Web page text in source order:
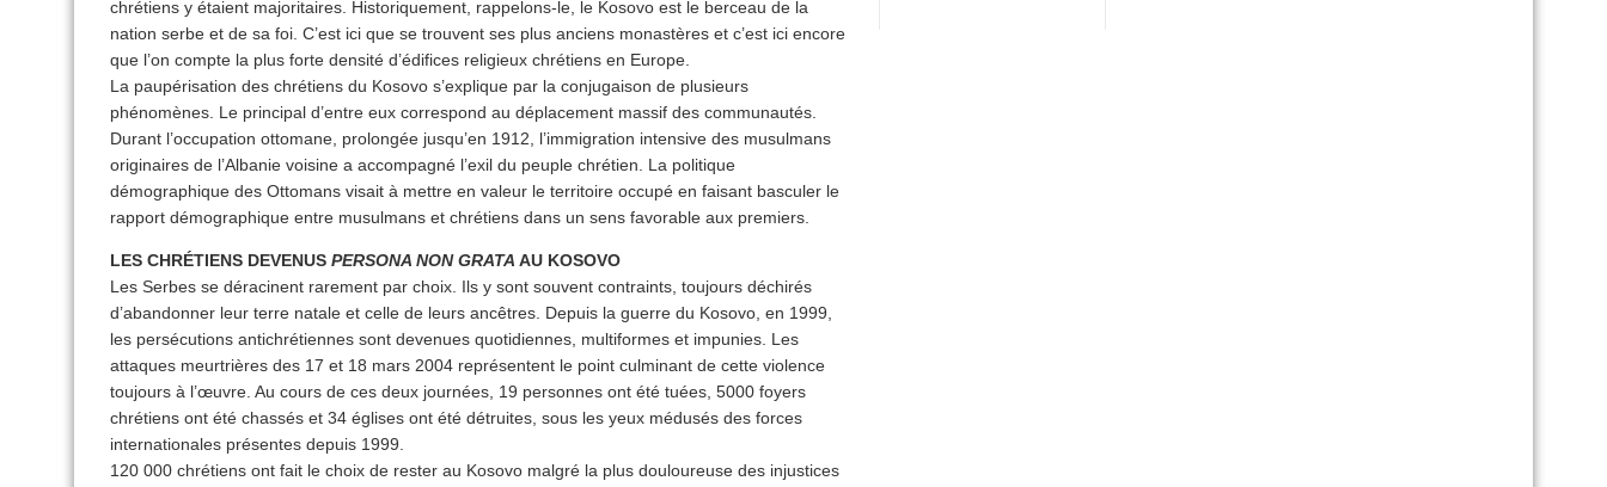
chrétiens y étaient majoritaires. Historiquement, rappelons-le, le Kosovo est le berceau de la
nation serbe et de sa foi. C’est ici que se trouvent ses plus anciens monastères et c’est ici encore
que l’on compte la plus forte densité d’édifices religieux chrétiens en Europe.
La paupérisation des chrétiens du Kosovo s’explique par la conjugaison de plusieurs
phénomènes. Le principal d’entre eux correspond au déplacement massif des communautés.
Durant l’occupation ottomane, prolongée jusqu’en 1912, l’immigration intensive des musulmans
originaires de l’Albanie voisine a accompagné l’exil du peuple chrétien. La politique
démographique des Ottomans visait à mettre en valeur le territoire occupé en faisant basculer le
rapport démographique entre musulmans et chrétiens dans un sens favorable aux premiers.
LES CHRÉTIENS DEVENUS PERSONA NON GRATA AU KOSOVO
Les Serbes se déracinent rarement par choix. Ils y sont souvent contraints, toujours déchirés
d’abandonner leur terre natale et celle de leurs ancêtres. Depuis la guerre du Kosovo, en 1999,
les persécutions antichrétiennes sont devenues quotidiennes, multiformes et impunies. Les
attaques meurtrières des 17 et 18 mars 2004 représentent le point culminant de cette violence
toujours à l’œuvre. Au cours de ces deux journées, 19 personnes ont été tuées, 5000 foyers
chrétiens ont été chassés et 34 églises ont été détruites, sous les yeux médusés des forces
internationales présentes depuis 1999.
120 000 chrétiens ont fait le choix de rester au Kosovo malgré la plus douloureuse des injustices